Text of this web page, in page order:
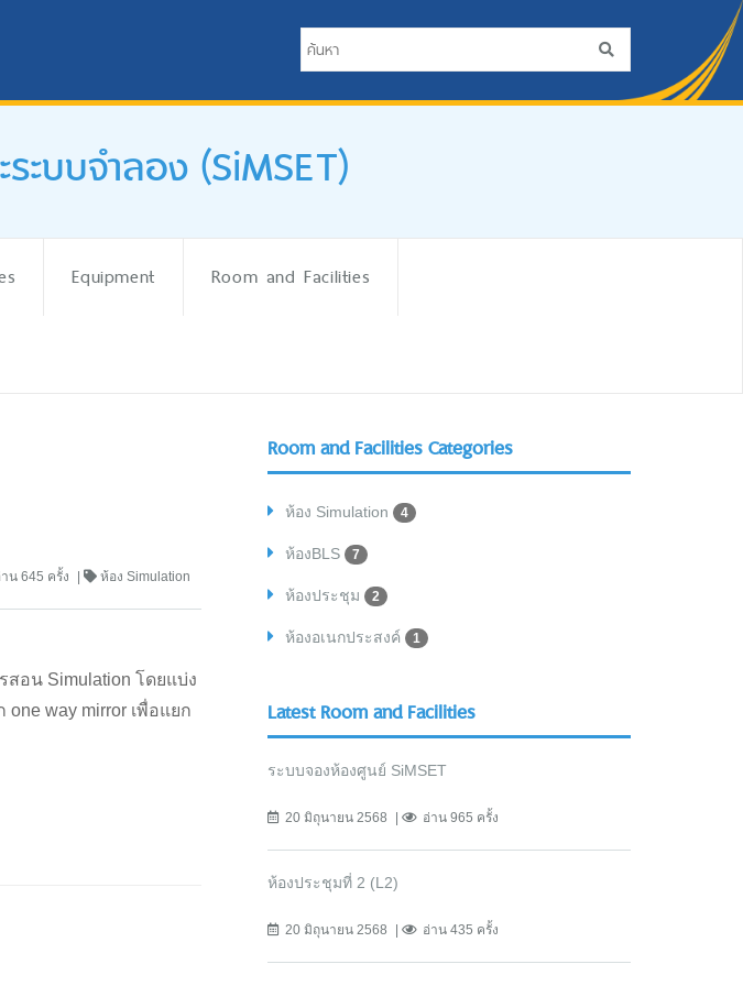
บบจำลอง (SiMSET)
Equipment Room and Facilities
น 645 ครั้ง ห้อง Simulation
อน Simulation โดยแบ่ง
way mirror เพื่อแยก
Room and Facilities Categories
ห้อง Simulation 4
ห้องBLS 7
ห้องประชุม 2
ห้องอเนกประสงค์ 1
Latest Room and Facilities
ระบบจองห้องศูนย์ SiMSET
20 มิถุนายน 2568 อ่าน 965 ครั้ง
ห้องประชุมที่ 2 (L2)
20 มิถุนายน 2568 อ่าน 435 ครั้ง